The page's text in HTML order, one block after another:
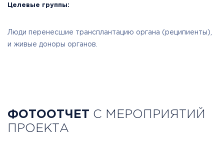
Целевые группы:
Люди перенесшие трансплантацию органа (реципиенты),
и живые доноры органов.
ФОТООТЧЕТ С МЕРОПРИЯТИЙ
ПРОЕКТА